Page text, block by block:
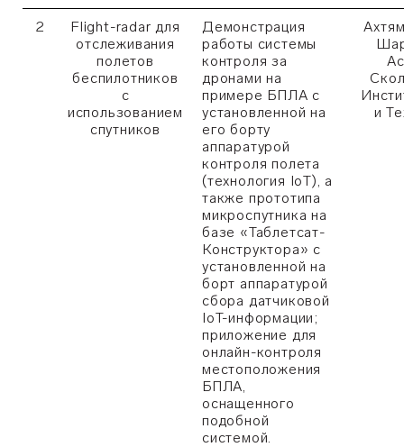
2
Flight-radar для
отслеживания
полетов
беспилотников
с
использованием
спутников
Демонстрация
работы системы
контроля за
дронами на
примере БПЛА с
установленной на
его борту
аппаратурой
контроля полета
(технология IoT), а
также прототипа
микроспутника на
базе «Таблетсат-
Конструктора» с
установленной на
борт аппаратурой
сбора датчиковой
IoT-информации;
приложение для
онлайн-контроля
местоположения
БПЛА,
оснащенного
подобной
системой.
и